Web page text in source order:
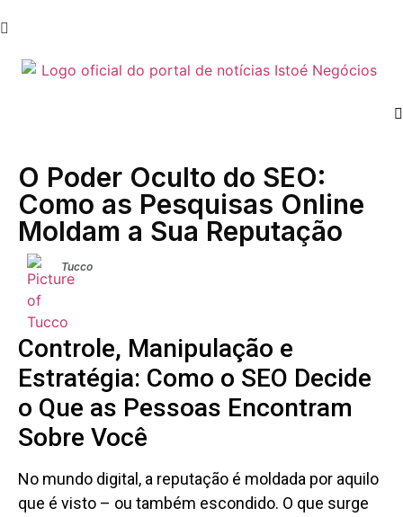
O Poder Oculto do SEO:
Como as Pesquisas Online
Moldam a Sua Reputação
Tucco
Controle, Manipulação e
Estratégia: Como o SEO Decide
o Que as Pessoas Encontram
Sobre Você
No mundo digital, a reputação é moldada por aquilo
que é visto – ou também escondido. O que surge